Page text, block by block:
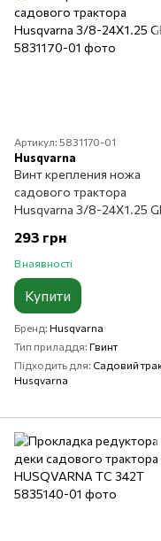
Артикул: 5831170-01
Husqvarna
Винт крепления ножа
садового трактора
Husqvarna 3/8-24X1.25
293 грн
В наявності
Купити
Бренд Husqvarna
Тип приладдя Гвинт
Підходить для Садовий
Husqvarna